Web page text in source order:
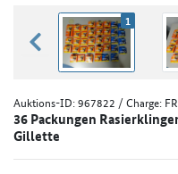
zurück blättern
1
Auktions-ID:967822 / Charge:
36 Packungen
Gillette